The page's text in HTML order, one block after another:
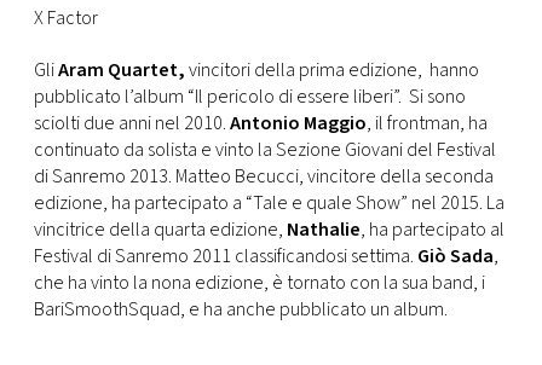
X Factor
GliAram Quartet,vincitori della prima edizione, hanno
pubblicato l’album “Il pericolo di essere liberi”. Si sono
sciolti due anni nel 2010.Antonio Maggio, il frontman, ha
continuato da solista e vinto la Sezione Giovani del Festival
di Sanremo 2013. Matteo Becucci, vincitore della seconda
edizione, ha partecipato a “Tale e quale Show” nel 2015. La
vincitrice della quarta edizione, Nathalie, ha partecipato al
Festival di Sanremo 2011 classificandosi settima. Giò Sada,
che ha vinto la nona edizione, è tornato con la sua band, i
BariSmoothSquad, e ha anche pubblicato un album.